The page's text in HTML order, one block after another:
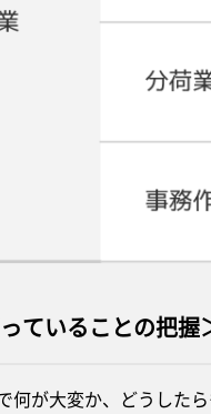
ていることの把握
何が大変か、どうした